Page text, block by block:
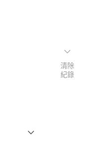
清除
紀錄